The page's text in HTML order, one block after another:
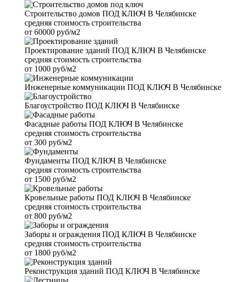
Строительство домов ПОД КЛЮЧ В Челябинске
средняя стоимость строительства
от 60000 руб/м2
Проектирование зданий ПОД КЛЮЧ В Челябинске
средняя стоимость строительства
от 1000 руб/м2
Инженерные коммуникации ПОД КЛЮЧ В Челябинске
Благоустройство ПОД КЛЮЧ В Челябинске
Фасадные работы ПОД КЛЮЧ В Челябинске
средняя стоимость строительства
от 300 руб/м2
Фундаменты ПОД КЛЮЧ В Челябинске
средняя стоимость строительства
от 1500 руб/м2
Кровельные работы ПОД КЛЮЧ В Челябинске
средняя стоимость строительства
от 800 руб/м2
Заборы и ограждения ПОД КЛЮЧ В Челябинске
средняя стоимость строительства
от 1800 руб/м2
Реконструкция зданий ПОД КЛЮЧ В Челябинске